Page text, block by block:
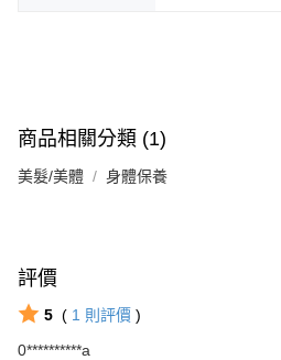
商品相關分類 (1)
美髮/美體 身體保養
評價
5 ( 1 則評價 )
0**********a